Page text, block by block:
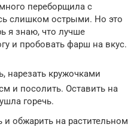
переборщила с
слишком острыми. Но это
я знаю, что лучше
и пробовать фарш на вкус.
кружочками
и посолить. Оставить на
горечь.
и обжарить на растительном